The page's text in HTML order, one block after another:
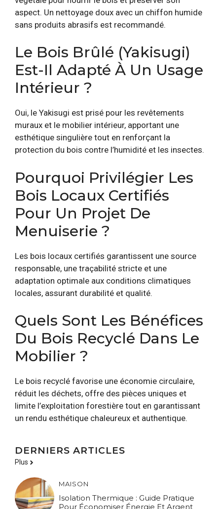
aspect. Un nettoyage doux avec un chiffon humide
sans produits abrasifs est recommandé.
Le Bois Brûlé (Yakisugi)
Est-Il Adapté À Un Usage
Intérieur ?
Oui, le Yakisugi est prisé pour les revêtements
muraux et le mobilier intérieur, apportant une
esthétique singulière tout en renforçant la
protection du bois contre l’humidité et les insectes.
Pourquoi Privilégier Les
Bois Locaux Certifiés
Pour Un Projet De
Menuiserie ?
Les bois locaux certifiés garantissent une source
responsable, une traçabilité stricte et une
adaptation optimale aux conditions climatiques
locales, assurant durabilité et qualité.
Quels Sont Les Bénéfices
Du Bois Recyclé Dans Le
Mobilier ?
Le bois recyclé favorise une économie circulaire,
réduit les déchets, offre des pièces uniques et
limite l’exploitation forestière tout en garantissant
un rendu esthétique chaleureux et authentique.
DERNIERS ARTICLES
Plus
MAISON
Isolation Thermique : Guide Pratique
Pour Économiser Énergie Et Argent